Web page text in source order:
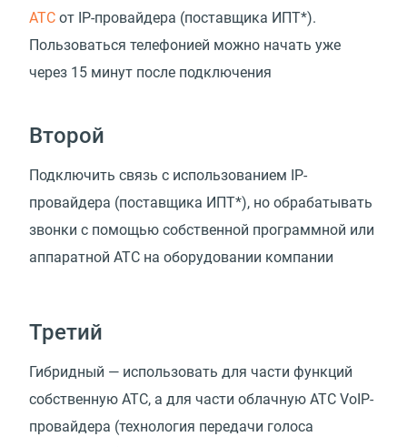
АТС от IP-провайдера (поставщика ИПТ*).
Пользоваться телефонией можно начать уже
через 15 минут после подключения
Второй
Подключить связь с использованием IP-
провайдера (поставщика ИПТ*), но обрабатывать
звонки с помощью собственной программной или
аппаратной АТС на оборудовании компании
Третий
Гибридный — использовать для части функций
собственную АТС, а для части облачную АТС VoIP-
провайдера (технология передачи голоса